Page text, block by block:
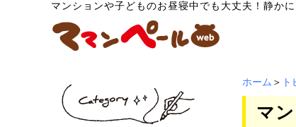
マンションや子どものお昼寝中でも大丈夫！静か
ホーム ＞
マ